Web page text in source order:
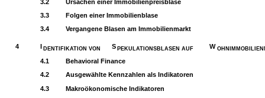
3.2
Ursachen einer Immobilienpreisblase
3.3
Folgen einer Immobilienblase
3.4
Vergangene Blasen am Immobilienmarkt
4 DENTIFIKATION VON S PEKULATIONSBLASEN AUF W
4.1
Behavioral Finance
4.2
Ausgewählte Kennzahlen als Indikatoren
4.3
Makroökonomische Indikatoren